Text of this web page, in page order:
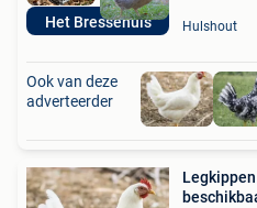
Het Bressehuis Hulshout
Ook van deze
adverteerder